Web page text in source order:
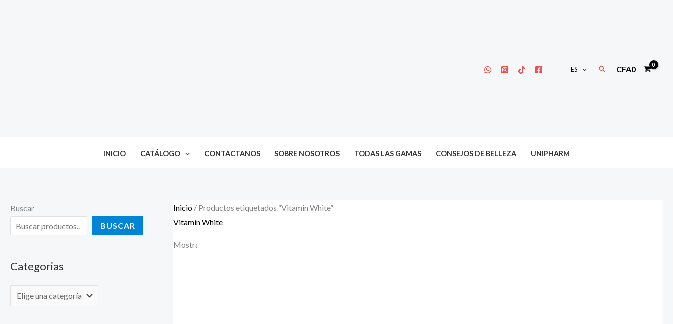
ES BuscarCFA0
INICIO CATÁLOGO CONTACTANOS SOBRE NOSOTROS TODAS LAS GAMAS CONSEJOS DE BELLEZA UNIPHARM
Buscar
BUSCAR
Categorias
Inicio / Productos etiquetados “Vitamin White”
Vitamin White
Mostrando los 3 resultados